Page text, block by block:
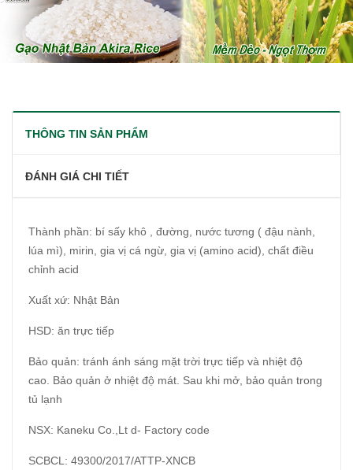
THÔNG TIN SẢN PHẨM
ĐÁNH GIÁ CHI TIẾT
Thành phần: bí sấy khô , đường, nước tương ( đậu nành,
lúa mì), mirin, gia vị cá ngừ, gia vị (amino acid), chất điều
chỉnh acid
Xuất xứ: Nhật Bản
HSD: ăn trực tiếp
Bảo quản: tránh ánh sáng mặt trời trực tiếp và nhiệt độ
cao. Bảo quản ở nhiệt độ mát. Sau khi mở, bảo quản trong
tủ lạnh
NSX: Kaneku Co.,Lt d- Factory code
SCBCL: 49300/2017/ATTP-XNCB